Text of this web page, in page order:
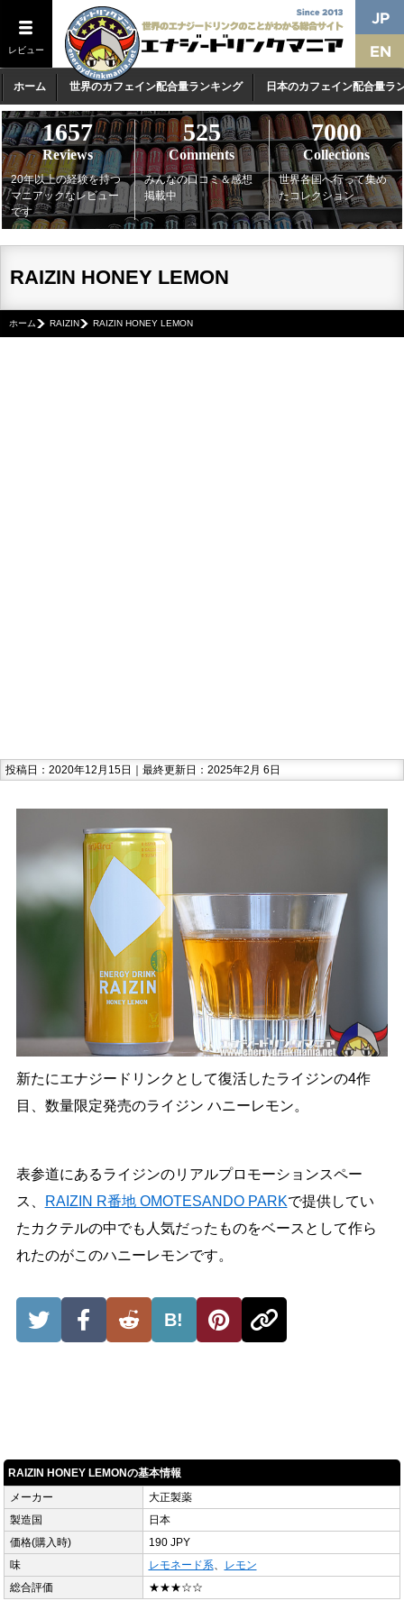
レビュー
ホーム 世界のカフェイン配合量ランキング 日本のカフェイン配合量ラ
1657
Reviews
20年以上の経験を持つ
マニアックなレビュー
です
525
Comments
みんなの口コミ＆感想
掲載中
7000
Collections
世界各国へ行って集め
たコレクション
RAIZIN HONEY LEMON
ホーム RAIZIN RAIZIN HONEY LEMON
投稿日：2020年12月15日｜最終更新日：2025年2月 6日
新たにエナジードリンクとして復活したライジンの4作
目、数量限定発売のライジン ハニーレモン。
表参道にあるライジンのリアルプロモーションスペー
ス、
RAIZIN R番地 OMOTESANDO PARKで提供してい
たカクテルの中でも人気だったものをベースとして作ら
れたのがこのハニーレモンです。
B!
RAIZIN HONEY LEMONの基本情報
メーカー
大正製薬
製造国
日本
価格(購入時)
190 JPY
味
レモネード系、
レモン
総合評価
★★★☆☆